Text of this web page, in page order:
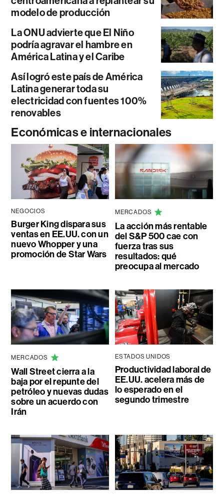
modelo de producción
La ONU advierte que El Niño
podría agravar el hambre en
América Latina y el Caribe
Así logró este país de América
Latina generar toda su
electricidad con fuentes 100%
renovables
Económicas e internacionales
NEGOCIOS
Burger King dispara sus
ventas en EE.UU. con un
nuevo Whopper y una
promoción de Star Wars
MERCADOS
La acción más rentable
del S&P 500 cae con
fuerza tras sus
resultados: qué
preocupa al mercado
MERCADOS
Wall Street cierra a la
baja por el repunte del
petróleo y nuevas dudas
sobre un acuerdo con
Irán
ESTADOS UNIDOS
Productividad laboral de
EE.UU. acelera más de
lo esperado en el
segundo trimestre